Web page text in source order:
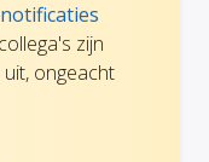
zijn
ongeacht